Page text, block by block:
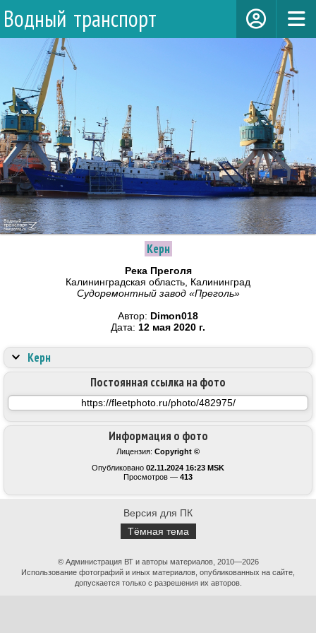
Водный транспорт
Керн
Река Преголя
Калининградская область, Калининград
Судоремонтный завод «Преголь»
Автор: Dimon018
Дата: 12 мая 2020 г.
Информация о фото
Лицензия: Copyright ©
Опубликовано 02.11.2024 16:23 MSK
Просмотров — 413
Постоянная ссылка на фото
Керн
Версия для ПК
Тёмная тема
© Администрация ВТ и авторы материалов, 2010—2026
Использование фотографий и иных материалов, опубликованных на сайте,
допускается только с разрешения их авторов.